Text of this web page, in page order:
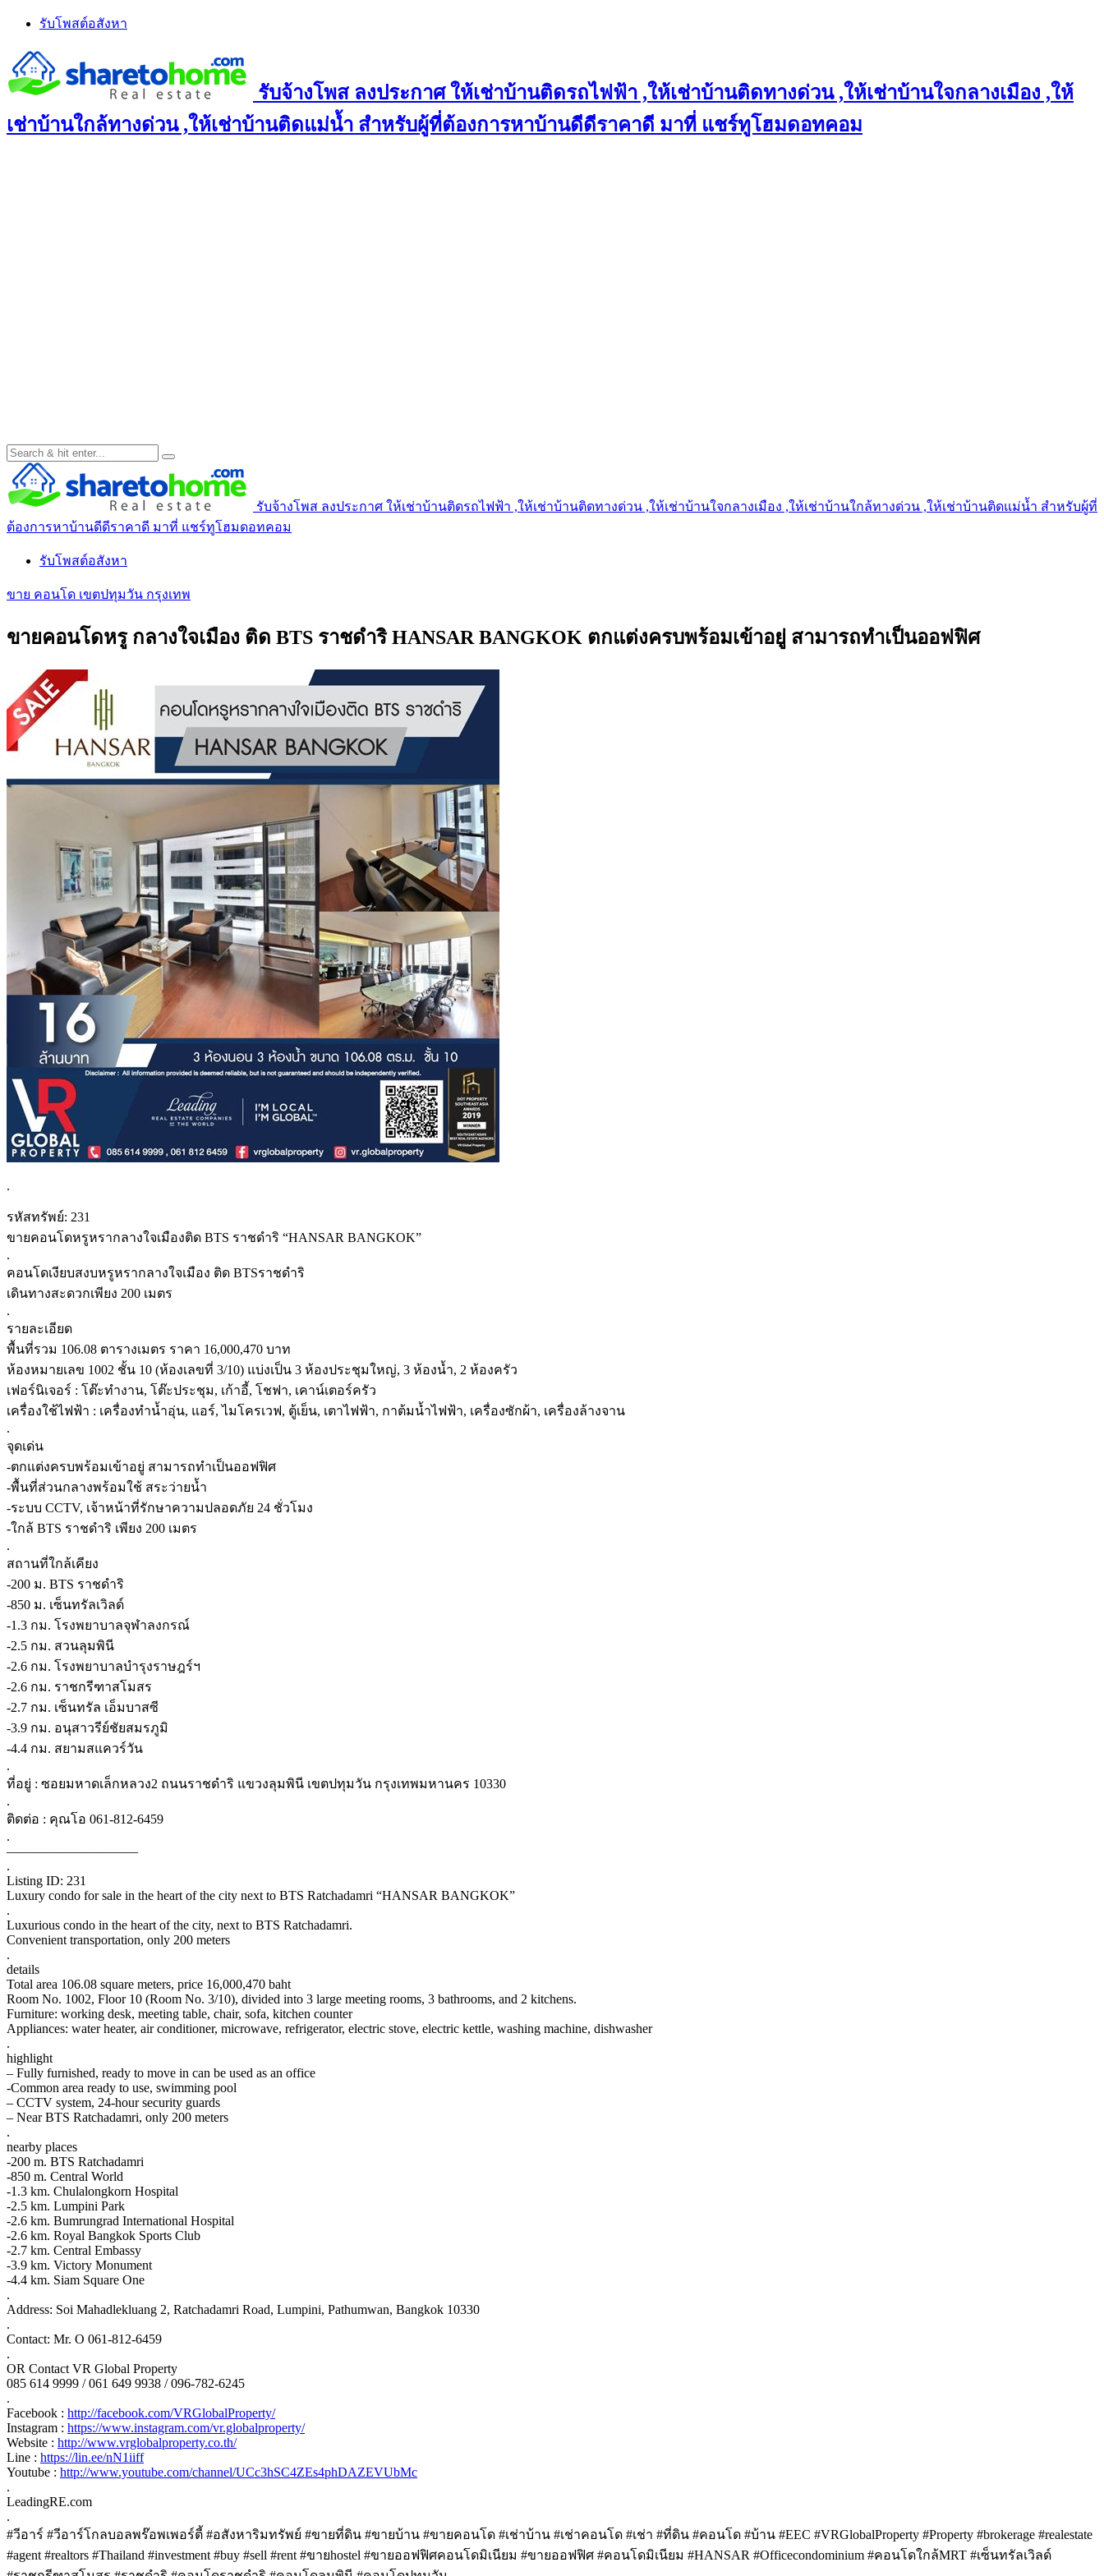
Skip
content
รับโพสต์อสังหา
รับจ้างโพส ลงประกาศ ให้เช่าบ้านติดรถไฟฟ้า ,ให้เช่าบ้านติดทางด่วน ,ให้เช่าบ้านใจกลางเมือง ,ให้
เช่าบ้านใกล้ทางด่วน ,ให้เช่าบ้านติดแม่น้ำ สำหรับผู้ที่ต้องการหาบ้านดีดีราคาดี มาที่ แชร์ทูโฮมดอทคอม
รับจ้างโพส ลงประกาศ ให้เช่าบ้านติดรถไฟฟ้า ,ให้เช่าบ้านติดทางด่วน ,ให้เช่าบ้านใจกลางเมือง ,ให้เช่าบ้านใกล้ทางด่วน ,ให้เช่าบ้านติดแม่น้ำ สำหรับผู้ที่
ต้องการหาบ้านดีดีราคาดี มาที่ แชร์ทูโฮมดอทคอม
รับโพสต์อสังหา
ขาย คอนโด เขตปทุมวัน กรุงเทพ
ขายคอนโดหรู กลางใจเมือง ติด BTS ราชดำริ HANSAR BANGKOK ตกแต่งครบพร้อมเข้าอยู่ สามารถทำเป็นออฟฟิศ
.
รหัสทรัพย์: 231
ขายคอนโดหรูหรากลางใจเมืองติด BTS ราชดำริ “HANSAR BANGKOK”
.
คอนโดเงียบสงบหรูหรากลางใจเมือง ติด BTSราชดำริ
เดินทางสะดวกเพียง 200 เมตร
.
รายละเอียด
พื้นที่รวม 106.08 ตารางเมตร ราคา 16,000,470 บาท
ห้องหมายเลข 1002 ชั้น 10 (ห้องเลขที่ 3/10) แบ่งเป็น 3 ห้องประชุมใหญ่, 3 ห้องน้ำ, 2 ห้องครัว
เฟอร์นิเจอร์ : โต๊ะทำงาน, โต๊ะประชุม, เก้าอี้, โชฟา, เคาน์เตอร์ครัว
เครื่องใช้ไฟฟ้า : เครื่องทำน้ำอุ่น, แอร์, ไมโครเวฟ, ตู้เย็น, เตาไฟฟ้า, กาต้มน้ำไฟฟ้า, เครื่องซักผ้า, เครื่องล้างจาน
.
จุดเด่น
-ตกแต่งครบพร้อมเข้าอยู่ สามารถทำเป็นออฟฟิศ
-พื้นที่ส่วนกลางพร้อมใช้ สระว่ายน้ำ
-ระบบ CCTV, เจ้าหน้าที่รักษาความปลอดภัย 24 ชั่วโมง
-ใกล้ BTS ราชดำริ เพียง 200 เมตร
.
สถานที่ใกล้เคียง
-200 ม. BTS ราชดำริ
-850 ม. เซ็นทรัลเวิลด์
-1.3 กม. โรงพยาบาลจุฬาลงกรณ์
-2.5 กม. สวนลุมพินี
-2.6 กม. โรงพยาบาลบำรุงราษฎร์ฯ
-2.6 กม. ราชกรีฑาสโมสร
-2.7 กม. เซ็นทรัล เอ็มบาสซี
-3.9 กม. อนุสาวรีย์ชัยสมรภูมิ
-4.4 กม. สยามสแควร์วัน
.
ที่อยู่ : ซอยมหาดเล็กหลวง2 ถนนราชดำริ แขวงลุมพินี เขตปทุมวัน กรุงเทพมหานคร 10330
.
ติดต่อ : คุณโอ 061-812-6459
.
——————————
.
Listing ID: 231
Luxury condo for sale in the heart of the city next to BTS Ratchadamri “HANSAR BANGKOK”
.
Luxurious condo in the heart of the city, next to BTS Ratchadamri.
Convenient transportation, only 200 meters
.
details
Total area 106.08 square meters, price 16,000,470 baht
Room No. 1002, Floor 10 (Room No. 3/10), divided into 3 large meeting rooms, 3 bathrooms, and 2 kitchens.
Furniture: working desk, meeting table, chair, sofa, kitchen counter
Appliances: water heater, air conditioner, microwave, refrigerator, electric stove, electric kettle, washing machine, dishwasher
.
highlight
– Fully furnished, ready to move in can be used as an office
-Common area ready to use, swimming pool
– CCTV system, 24-hour security guards
– Near BTS Ratchadamri, only 200 meters
.
nearby places
-200 m. BTS Ratchadamri
-850 m. Central World
-1.3 km. Chulalongkorn Hospital
-2.5 km. Lumpini Park
-2.6 km. Bumrungrad International Hospital
-2.6 km. Royal Bangkok Sports Club
-2.7 km. Central Embassy
-3.9 km. Victory Monument
-4.4 km. Siam Square One
.
Address: Soi Mahadlekluang 2, Ratchadamri Road, Lumpini, Pathumwan, Bangkok 10330
.
Contact: Mr. O 061-812-6459
.
OR Contact VR Global Property
085 614 9999 / 061 649 9938 / 096-782-6245
.
Facebook : http://facebook.com/VRGlobalProperty/
Instagram : https://www.instagram.com/vr.globalproperty/
Website : http://www.vrglobalproperty.co.th/
Line : https://lin.ee/nN1iiff
Youtube : http://www.youtube.com/channel/UCc3hSC4ZEs4phDAZEVUbMc
.
LeadingRE.com
.
#วีอาร์ #วีอาร์โกลบอลพร๊อพเพอร์ตี้ #อสังหาริมทรัพย์ #ขายที่ดิน #ขายบ้าน #ขายคอนโด #เช่าบ้าน #เช่าคอนโด #เช่า #ที่ดิน #คอนโด #บ้าน #EEC #VRGlobalProperty #Property #brokerage #realestate
#agent #realtors #Thailand #investment #buy #sell #rent #ขายhostel #ขายออฟฟิศคอนโดมิเนียม #ขายออฟฟิศ #คอนโดมิเนียม #HANSAR #Officecondominium #คอนโดใกล้MRT #เซ็นทรัลเวิลด์